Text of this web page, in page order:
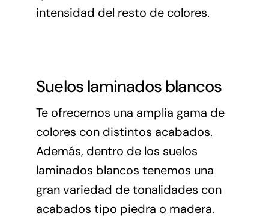
intensidad del resto de colores.
Suelos laminados blancos
Te ofrecemos una amplia gama de
colores con distintos acabados.
Además, dentro de los suelos
laminados blancos tenemos una
gran variedad de tonalidades con
acabados tipo piedra o madera.